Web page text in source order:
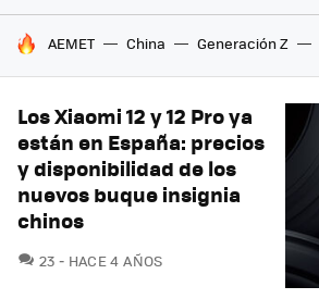
HOY SE HABLA DE
AEMET China Generación Z
Los Xiaomi 12 y 12 Pro ya
están en España: precios
y disponibilidad de los
nuevos buque insignia
chinos
23 COMENTARIOS
HACE 4 AÑOS